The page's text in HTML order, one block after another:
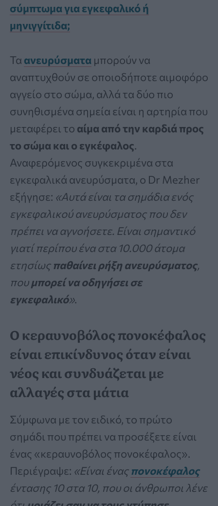
σύμπτωμα για εγκεφαλικό ή
μηνιγγίτιδα;
Τα ανευρύσματα μπορούν να
αναπτυχθούν σε οποιοδήποτε αιμοφόρο
αγγείο στο σώμα, αλλά τα δύο πιο
συνηθισμένα σημεία είναι η αρτηρία που
μεταφέρει το αίμα από την καρδιά προς
το σώμα και ο εγκέφαλος.
Αναφερόμενος συγκεκριμένα στα
εγκεφαλικά ανευρύσματα, ο Dr Mezher
εξήγησε: «Αυτά είναι τα σημάδια ενός
εγκεφαλικού ανευρύσματος που δεν
πρέπει να αγνοήσετε. Είναι σημαντικό
γιατί περίπου ένα στα 10.000 άτομα
ετησίως παθαίνει ρήξη ανευρύσματος,
πουμπορεί να οδηγήσει σε
εγκεφαλικό».
Ο κεραυνοβόλος πονοκέφαλος
είναι επικίνδυνος όταν είναι
νέος και συνδυάζεται με
αλλαγές στα μάτια
Σύμφωνα με τον ειδικό, το πρώτο
σημάδι που πρέπει να προσέξετε είναι
ένας «κεραυνοβόλος πονοκέφαλος».
Περιέγραψε: «Είναι ένας πονοκέφαλος
έντασης 10 στα 10, που οι άνθρωποι λένε